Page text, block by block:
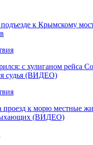
к Крымскому
с хулиганом рейса
судья (ВИДЕО)
проезд к морю местные
(ВИДЕО)